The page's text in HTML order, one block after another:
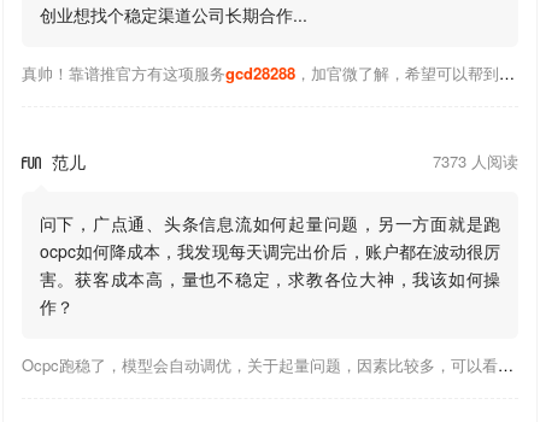
创业想找个稳定渠道公司长期合作...
真帅！靠谱推官方有这项服务gcd28288，加官微了解，希望可以帮到你！
 范儿 7373 人阅读
问下，广点通、头条信息流如何起量问题，另一方面就是跑
ocpc如何降成本，我发现每天调完出价后，账户都在波动很厉
害。获客成本高，量也不稳定，求教各位大神，我该如何操
作？
Ocpc跑稳了，模型会自动调优，关于起量问题，因素比较多，可以看下靠谱推大神出的干货文章，都是经验总结，应该可以找到对应解决。